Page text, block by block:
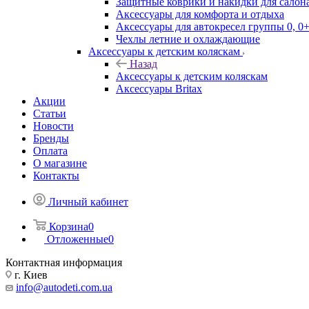
Аксессуары для комфорта и отдыха
Аксессуары для автокресел группы 0,
Чехлы летние и охлаждающие
Аксессуары к детским коляскам
Назад
Аксессуары к детским коляскам
Аксессуары Britax
Акции
Статьи
Новости
Бренды
Оплата
О магазине
Контакты
Личный кабинет
Корзина0
Отложенные0
Контактная информация
г. Киев
info@autodeti.com.ua